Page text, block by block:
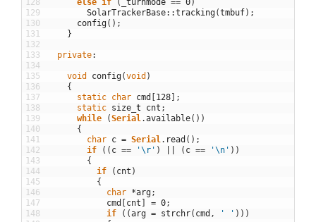
128
129
130
131
132
133
134
135
136
137
138
139
140
141
142
143
144
145
146
147
148
else if ( _turnmode == 0)
SolarTrackerBase::tracking(tmbuf) ;
config( ) ;
}
private:
void config(void )
{
static char cmd 128
;
static size t cnt ;
while
(Serial.available( ) )
{
char c = Serial. read ( ) ;
if
( ( c == '\r' ) ( c == '\n' ) )
{
if
( cnt )
{
char *arg;
cmd
cnt = 0;
if
( (arg = strchr( cmd , ' ' ) ) )